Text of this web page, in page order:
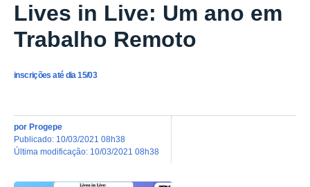
Lives in Live: Um ano em
Trabalho Remoto
inscrições até dia 15/03
por Progepe
publicado: 10/03/2021 08h38
última modificação: 10/03/2021 08h38